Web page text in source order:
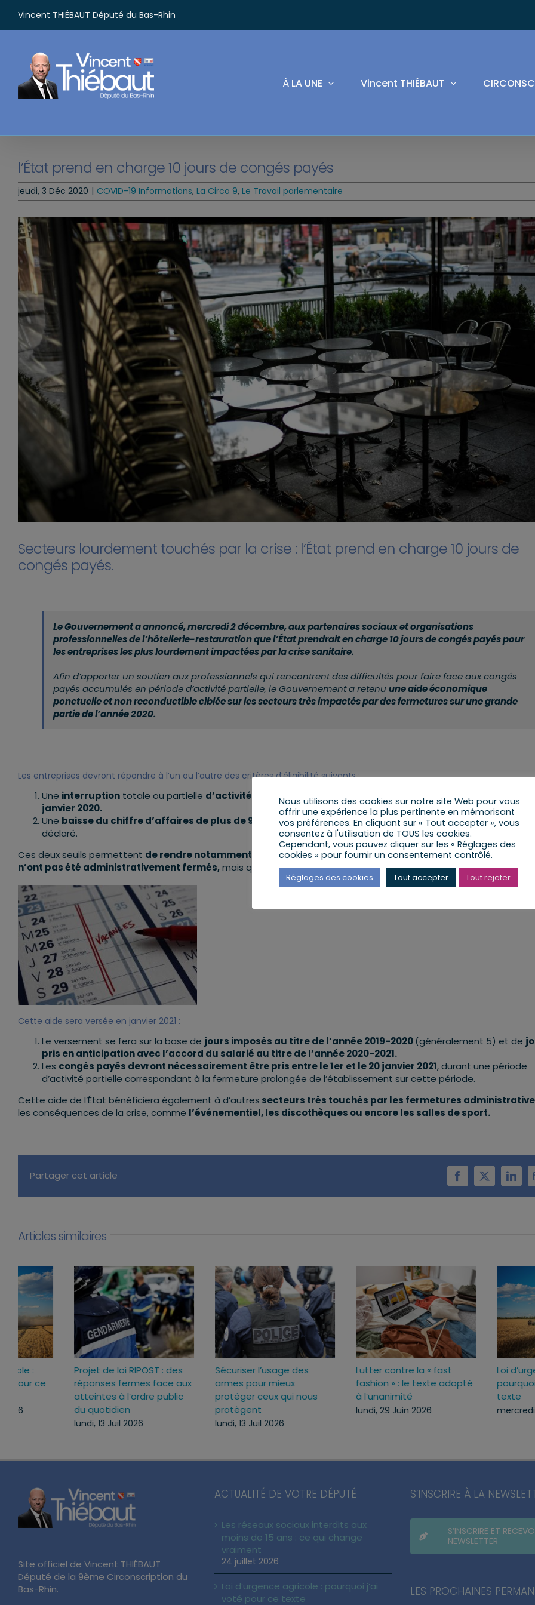
contenu
Vincent THIÉBAUT Député du Bas-Rhin
À LA UNE Vincent THIÉBAUT
l’État prend en charge 10 jours de congés payés
jeudi, 3 Déc 2020 | COVID-19 Informations, La Circo 9, Le Travail parlementaire
Secteurs lourdement touchés par la crise : l’État prend en charge 10 jours de
congés payés.
Le Gouvernement a annoncé, mercredi 2 décembre, aux partenaires sociaux et organisations
professionnelles de l’hôtellerie-restauration que l’État prendrait en charge 10 jours de congés payés pour
les entreprises les plus lourdement impactées par la crise sanitaire.
Afin d’apporter un soutien aux professionnels qui rencontrent des difficultés pour faire face aux congés
payés accumulés en période d’activité partielle, le Gouvernement a retenu une aide économique
ponctuelle et non reconductible ciblée sur les secteurs très impactés par des fermetures sur une grande
partie de l’année 2020.
Les entreprises devront répondre à l’un ou l’autre des critères d’éligibilité suivants:
Une interruption totale ou partielle d’activité pendant une durée totale
d’au moins 140 jours depuis le 1er
janvier 2020.
Une baisse du chiffre d’affaires de plus de 90 %
pendant les périodes en 2020 où l’état d’urgence
déclaré.
Ces deux seuils permettent de rendre notamment éligibles les cafés et restaurantsmais également les
n’ont pas été administrativement fermés,mais qui ont été contraints à la fermeture par manque de clients.
Cette aide sera versée en janvier 2021 :
Le versement se fera sur la base de jours imposés au titre de l’année 2019-2020(généralement 5) et de
pris en anticipation avec l’accord du salarié au titre de l’année 2020-2021.
Les congés payés devront nécessairement être pris entre le 1er et le 20 janvier 2021, durant une période
d’activité partielle correspondant à la fermeture prolongée de l’établissement sur cette période.
Cette aide de l’État bénéficiera également à d’autres secteurs très touchés par les fermetures
les conséquences de la crise, comme l’événementiel, les discothèques ou encore les salles de sport.
Partager cet article Facebook
X
Articles similaires
Loi d’urgence agricole :
pourquoi j’ai voté pour ce
mercredi, 22 Juil 2026
Projet de loi RIPOST : des
réponses fermes face aux
atteintes à l’ordre public
lundi, 13 Juil 2026
Sécuriser l’usage des
armes pour mieux
protéger ceux qui nous
Lutter contre la «
fashion » : le texte
lundi, 29 Juin 2026
Site officiel de Vincent THIÉBAUT
Député de la 9ème Circonscription du
Bas-Rhin.
ACTUALITÉ DE VOTRE DÉPUTÉ
Les réseaux sociaux interdits aux
moins de 15 ans : ce qui change
vraiment
24 juillet 2026
Loi d’urgence agricole : pourquoi j’ai
voté pour ce texte
S’INSCRIRE À LA
S’INSCRIRE ET
NEWSLETTER
LES PROCHAINES
Nous utilisons des cookies sur notre site Web pour vous
offrir une expérience la plus pertinente en mémorisant
vos préférences. En cliquant sur « Tout accepter », vous
consentez à l'utilisation de TOUS les cookies.
Cependant, vous pouvez cliquer sur les « Réglages des
cookies » pour fournir un consentement contrôlé.
Réglages des cookies Tout accepter Tout rejeter